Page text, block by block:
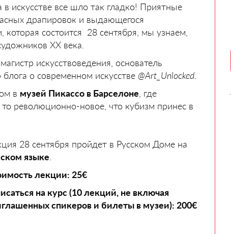
искусстве все шло так гладко! Приятные
драпировок и выдающегося
состоится 28 сентября, мы узнаем,
ХХ века.
, магистр искусствоведения, основатель
о современном искусстве @Art_Unlocked
в музей Пикассо в Барселоне , где
революционно-новое, что кубизм принес в
28 сентября пройдет в Русском Доме на
языке
лекции: 25€
на курс (10 лекций, не включая
спикеров и билеты в музеи): 200€